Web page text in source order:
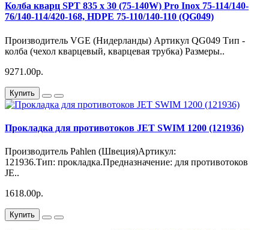
Колба кварц SPT 835 x 30 (75-140W) Pro Inox 75-114/140-
76/140-114/420-168, HDPE 75-110/140-110 (QG049)
Производитель VGE (Нидерланды) Артикул QG049 Тип -
колба (чехол кварцевый, кварцевая трубка) Размеры..
9271.00р.
Купить
Прокладка для противотоков JET SWIM 1200 (121936)
Производитель Pahlen (Швеция)Артикул:
121936.Тип: прокладка.Предназначение: для противотоков
JE..
1618.00р.
Купить